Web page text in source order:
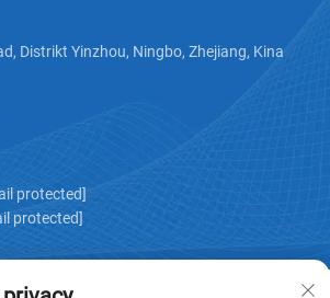
Distrikt Yinzhou, Ningbo, Zhejiang, Kina
protected]
protected]